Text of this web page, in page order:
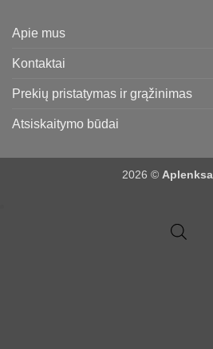
Apie mus
Kontaktai
Prekių pristatymas ir grąžinimas
Atsiskaitymo būdai
2026 ©